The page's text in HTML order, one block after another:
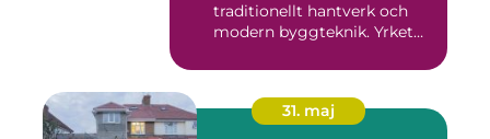
traditionellt hantverk och
modern byggteknik. Yrket
31. maj